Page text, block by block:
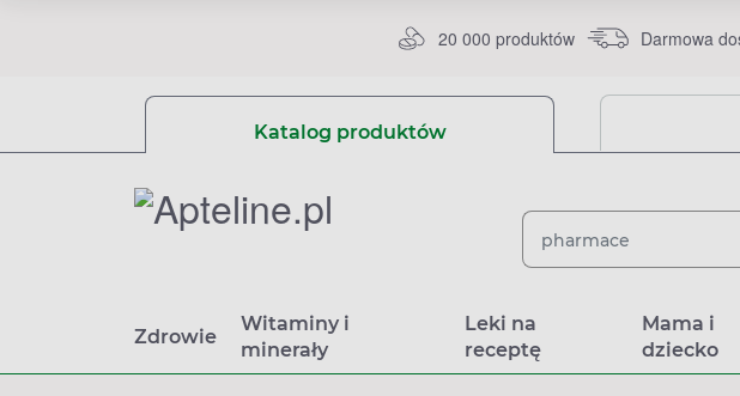
20 000 produktów Darmowa
Katalog produktów
Zdrowie
Witaminy i
minerały
Leki na
receptę
Mama i
dziecko